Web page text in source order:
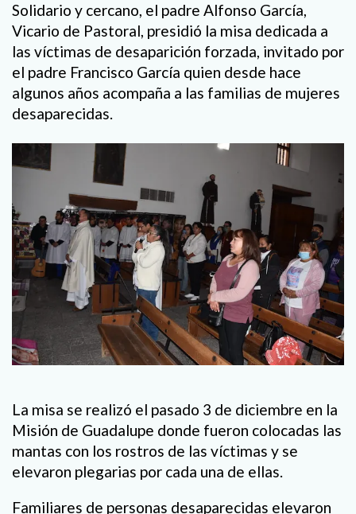
Solidario y cercano, el padre Alfonso García,
Vicario de Pastoral, presidió la misa dedicada a
las víctimas de desaparición forzada, invitado por
el padre Francisco García quien desde hace
algunos años acompaña a las familias de mujeres
desaparecidas.
La misa se realizó el pasado 3 de diciembre en la
Misión de Guadalupe donde fueron colocadas las
mantas con los rostros de las víctimas y se
elevaron plegarias por cada una de ellas.
Familiares de personas desaparecidas elevaron